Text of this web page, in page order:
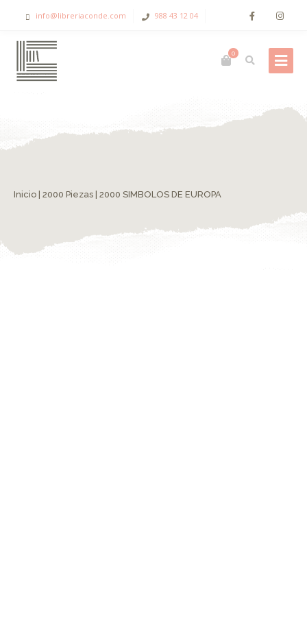
info@libreriaconde.com 988 43 12 04
0
Inicio 2000 Piezas | 2000 SIMBOLOS DE EUROPA